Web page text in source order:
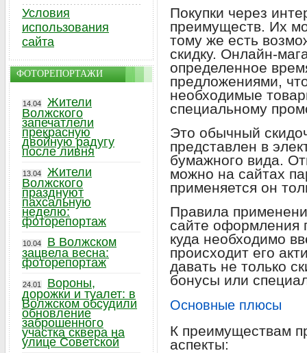
Покупки через
преимуществ. Их
тому же есть
скидку. Онлайн-
определенное
предложениями,
необходимые
специальному
Это обычный
представлен в
бумажного вида.
можно на сайтах
применяется он
Правила
сайте оформления
куда необходимо
происходит его
давать не только
бонусы или
Основные плюсы
К преимуществам
аспекты:
Условия
использования
сайта
ФОТОРЕПОРТАЖИ
14.04
Жители
Волжского
запечатлели
прекрасную
двойную радугу
после ливня
13.04
Жители
Волжского
празднуют
пахсальную
неделю:
фоторепортаж
10.04
В Волжском
зацвела весна:
фоторепортаж
24.01
Вороны,
дорожки и туалет: в
Волжском обсудили
обновление
заброшенного
участка сквера на
улице Советской